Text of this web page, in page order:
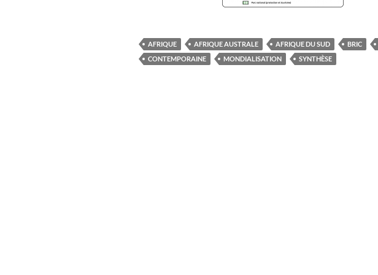
AFRIQUE AFRIQUE AUSTRALE AFRIQUE DU SUD BRIC
CONTEMPORAINE
MONDIALISATION SYNTHÈSE